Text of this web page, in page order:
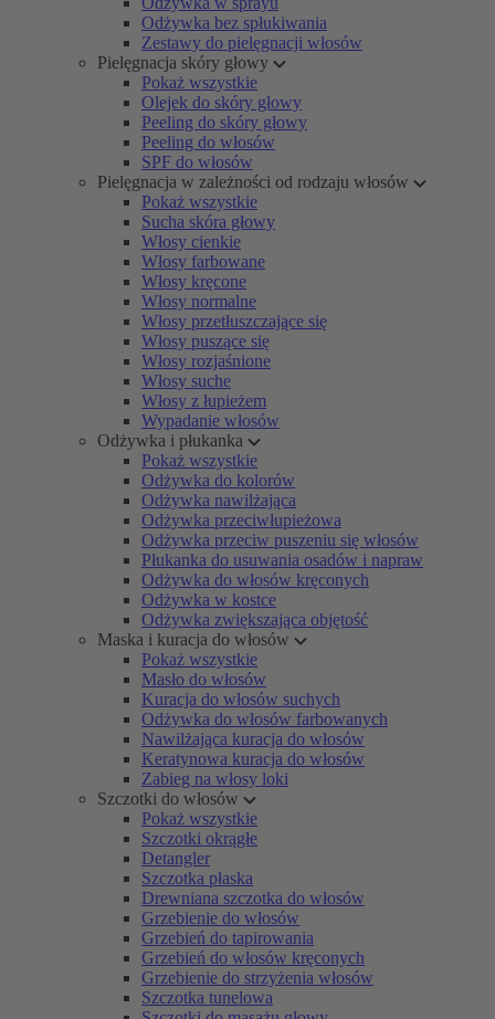
Odżywka bez spłukiwania
Zestawy do pielęgnacji włosów
Pielęgnacja skóry głowy
Pokaż wszystkie
Olejek do skóry głowy
Peeling do skóry głowy
Peeling do włosów
SPF do włosów
Pielęgnacja w zależności od rodzaju włosów
Pokaż wszystkie
Sucha skóra głowy
Włosy cienkie
Włosy farbowane
Włosy kręcone
Włosy normalne
Włosy przetłuszczające się
Włosy puszące się
Włosy rozjaśnione
Włosy suche
Włosy z łupieżem
Wypadanie włosów
Odżywka i płukanka
Pokaż wszystkie
Odżywka do kolorów
Odżywka nawilżająca
Odżywka przeciwłupieżowa
Odżywka przeciw puszeniu się włosów
Płukanka do usuwania osadów i napraw
Odżywka do włosów kręconych
Odżywka w kostce
Odżywka zwiększająca objętość
Maska i kuracja do włosów
Pokaż wszystkie
Masło do włosów
Kuracja do włosów suchych
Odżywka do włosów farbowanych
Nawilżająca kuracja do włosów
Keratynowa kuracja do włosów
Zabieg na włosy loki
Szczotki do włosów
Pokaż wszystkie
Szczotki okrągłe
Detangler
Szczotka płaska
Drewniana szczotka do włosów
Grzebienie do włosów
Grzebień do tapirowania
Grzebień do włosów kręconych
Grzebienie do strzyżenia włosów
Szczotka tunelowa